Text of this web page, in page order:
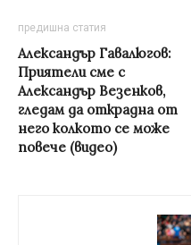
предишна статия
Александър Гавалюгов:
Приятели сме с
Александър Везенков,
гледам да открадна от
него колкото се може
повече (видео)